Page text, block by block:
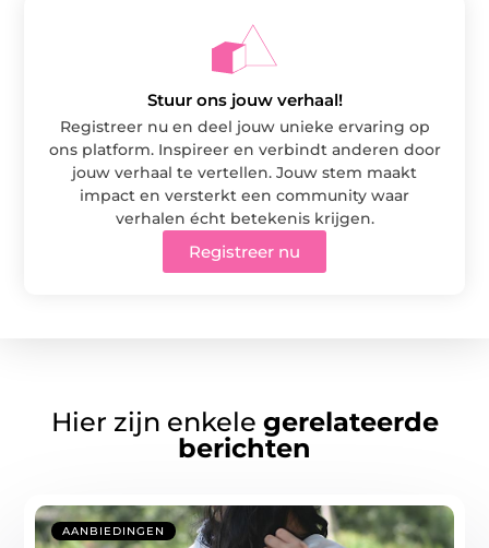
Stuur ons jouw verhaal!
Registreer nu en deel jouw unieke ervaring op
ons platform. Inspireer en verbindt anderen door
jouw verhaal te vertellen. Jouw stem maakt
impact en versterkt een community waar
verhalen écht betekenis krijgen.
Registreer nu
Hier zijn enkele gerelateerde
berichten
AANBIEDINGEN